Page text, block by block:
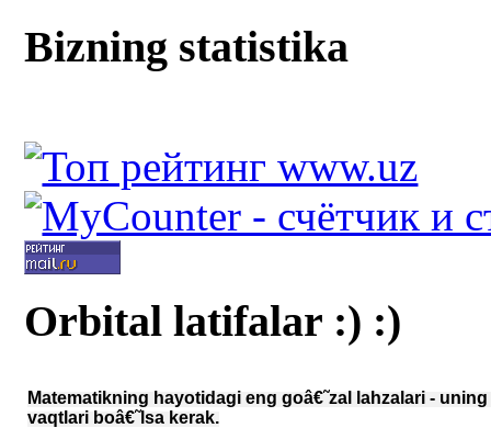
Bizning statistika
Orbital latifalar :) :)
Matematikning hayotidagi eng goâ€˜zal lahzalari -
vaqtlari boâ€˜lsa kerak.